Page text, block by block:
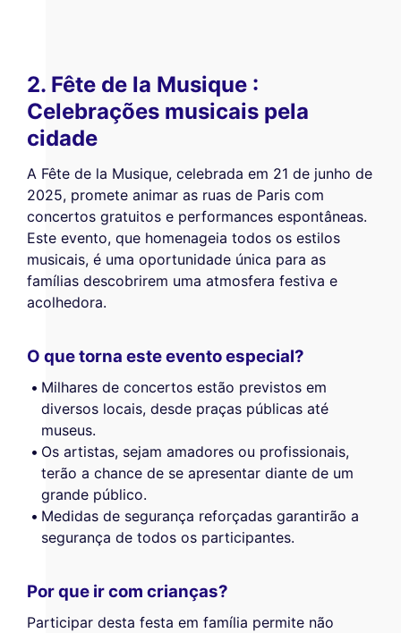
2. Fête de la Musique :
Celebrações musicais pela
cidade
A Fête de la Musique, celebrada em 21 de junho de
2025, promete animar as ruas de Paris com
concertos gratuitos e performances espontâneas.
Este evento, que homenageia todos os estilos
musicais, é uma oportunidade única para as
famílias descobrirem uma atmosfera festiva e
acolhedora.
O que torna este evento especial?
Milhares de concertos estão previstos em
diversos locais, desde praças públicas até
museus.
Os artistas, sejam amadores ou profissionais,
terão a chance de se apresentar diante de um
grande público.
Medidas de segurança reforçadas garantirão a
segurança de todos os participantes.
Por que ir com crianças?
Participar desta festa em família permite não